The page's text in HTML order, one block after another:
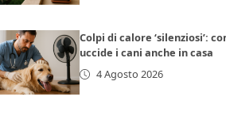
Colpi di calore ‘silenziosi’:
uccide i cani anche in casa
4 Agosto 2026